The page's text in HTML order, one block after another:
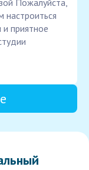
Пожалуйста,
настроиться
и приятное